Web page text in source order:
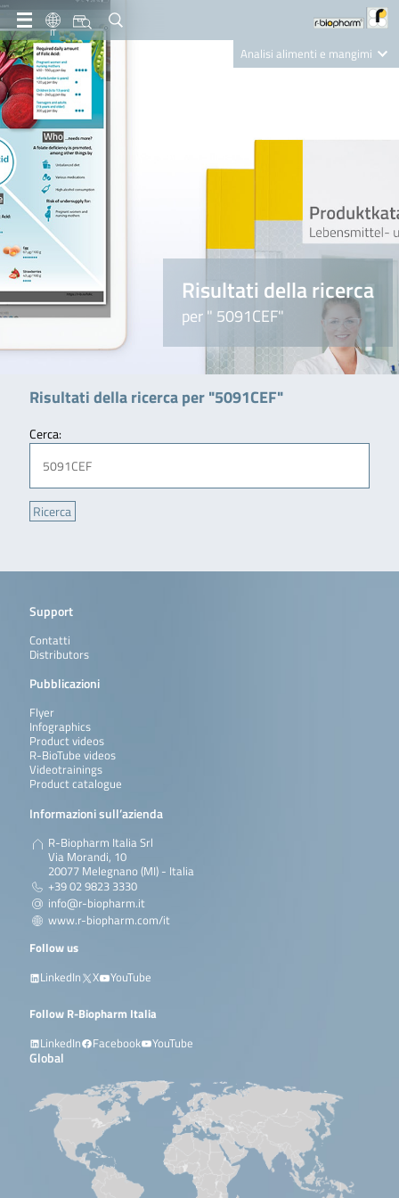
IT
Analisi alimenti e mangimi
Nutrition Care
Risultati della ricerca
per " 5091CEF"
Risultati della ricerca per "5091CEF"
Cerca:
Support
Contatti
Distributors
Pubblicazioni
Flyer
Infographics
Product videos
R-BioTube videos
Videotrainings
Product catalogue
Informazioni sull’azienda
R-Biopharm Italia Srl
Via Morandi, 10
20077 Melegnano (MI) - Italia
+39 02 9823 3330
info@r-biopharm.it
www.r-biopharm.com/it
Follow us
LinkedIn
X YouTube
Follow R-Biopharm Italia
LinkedIn
Facebook YouTube
Global